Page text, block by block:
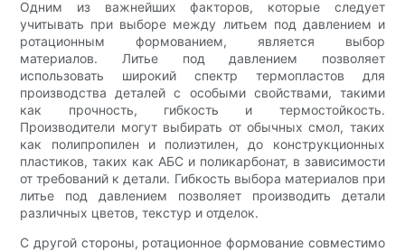
Одним из важнейших факторов, которые следует
учитывать при выборе между литьем под давлением и
ротационным формованием, является выбор
материалов. Литье под давлением позволяет
использовать широкий спектр термопластов для
производства деталей с особыми свойствами, такими
как прочность, гибкость и термостойкость.
Производители могут выбирать от обычных смол, таких
как полипропилен и полиэтилен, до конструкционных
пластиков, таких как АБС и поликарбонат, в зависимости
от требований к детали. Гибкость выбора материалов при
литье под давлением позволяет производить детали
различных цветов, текстур и отделок.
С другой стороны, ротационное формование совместимо